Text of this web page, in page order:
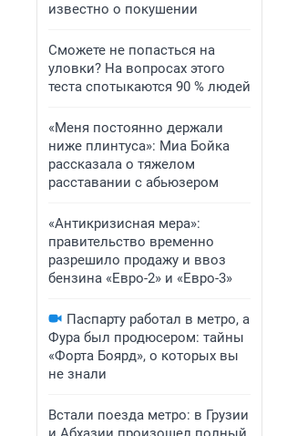
известно о покушении
Сможете не попасться на
уловки? На вопросах этого
теста спотыкаются 90 % людей
«Меня постоянно держали
ниже плинтуса»: Миа Бойка
рассказала о тяжелом
расставании с абьюзером
«Антикризисная мера»:
правительство временно
разрешило продажу и ввоз
бензина «Евро-2» и «Евро-3»
Паспарту работал в метро, а
Фура был продюсером: тайны
«Форта Боярд», о которых вы
не знали
Встали поезда метро: в Грузии